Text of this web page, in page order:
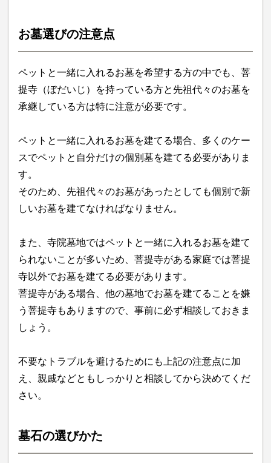
お墓選びの注意点
ペットと一緒に入れるお墓を希望する方の中でも、菩
提寺（ぼだいじ）を持っている方と先祖代々のお墓を
承継している方は特に注意が必要です。
ペットと一緒に入れるお墓を建てる場合、多くのケー
スでペットと自分だけの個別墓を建てる必要がありま
す。
そのため、先祖代々のお墓があったとしても個別で新
しいお墓を建てなければなりません。
また、寺院墓地ではペットと一緒に入れるお墓を建て
られないことが多いため、菩提寺がある家庭では菩提
寺以外でお墓を建てる必要があります。
菩提寺がある場合、他の墓地でお墓を建てることを嫌
う菩提寺もありますので、事前に必ず相談しておきま
しょう。
不要なトラブルを避けるためにも上記の注意点に加
え、親戚などともしっかりと相談してから決めてくだ
さい。
墓石の選びかた